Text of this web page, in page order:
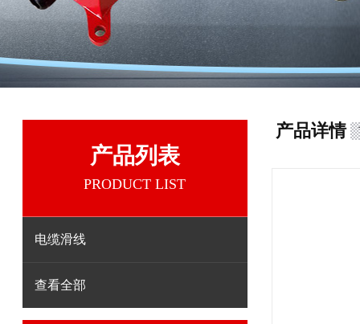
产品列表
PRODUCT LIST
电缆滑线
查看全部
产品详情